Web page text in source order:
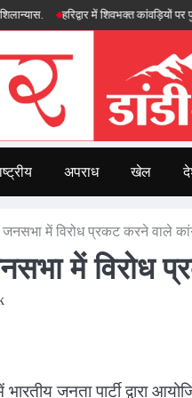
हरिद्वार में शिवभक्त कांवड़ियों पर पुष्पवर्षा,
अपराध खेल
जनसभा में विरोध प्रकट करने वाले
में विरोध
जनता पार्टी द्वारा